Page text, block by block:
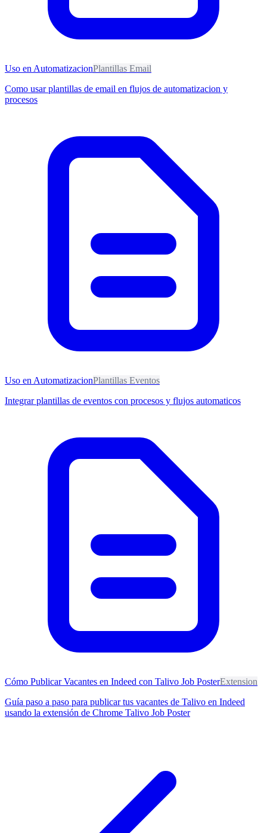
Uso en AutomatizacionPlantillas Email
Como usar plantillas de email en flujos de automatizacion y
procesos
Uso en AutomatizacionPlantillas Eventos
Integrar plantillas de eventos con procesos y flujos automaticos
Cómo Publicar Vacantes en Indeed con Talivo Job PosterExtension
Guía paso a paso para publicar tus vacantes de Talivo en Indeed
usando la extensión de Chrome Talivo Job Poster